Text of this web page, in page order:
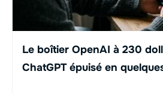
Le boîtier OpenAI à 230
ChatGPT épuisé en